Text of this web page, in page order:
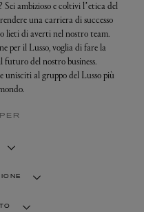
ambizioso e coltivi l’etica del
una carriera di successo
lieti di averti nel nostro team.
per il Lusso, voglia di fare la
futuro del nostro business.
unisciti al gruppo del Lusso più